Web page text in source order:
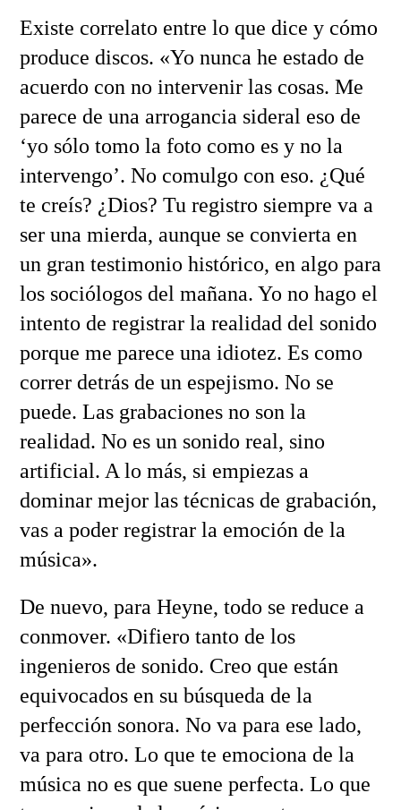
Existe correlato entre lo que dice y cómo
produce discos. «Yo nunca he estado de
acuerdo con no intervenir las cosas. Me
parece de una arrogancia sideral eso de
‘yo sólo tomo la foto como es y no la
intervengo’. No comulgo con eso. ¿Qué
te creís? ¿Dios? Tu registro siempre va a
ser una mierda, aunque se convierta en
un gran testimonio histórico, en algo para
los sociólogos del mañana. Yo no hago el
intento de registrar la realidad del sonido
porque me parece una idiotez. Es como
correr detrás de un espejismo. No se
puede. Las grabaciones no son la
realidad. No es un sonido real, sino
artificial. A lo más, si empiezas a
dominar mejor las técnicas de grabación,
vas a poder registrar la emoción de la
música».
De nuevo, para Heyne, todo se reduce a
conmover. «Difiero tanto de los
ingenieros de sonido. Creo que están
equivocados en su búsqueda de la
perfección sonora. No va para ese lado,
va para otro. Lo que te emociona de la
música no es que suene perfecta. Lo que